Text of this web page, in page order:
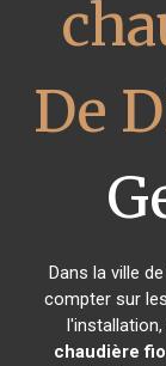
De
Dans la ville de
compter sur
chaudière